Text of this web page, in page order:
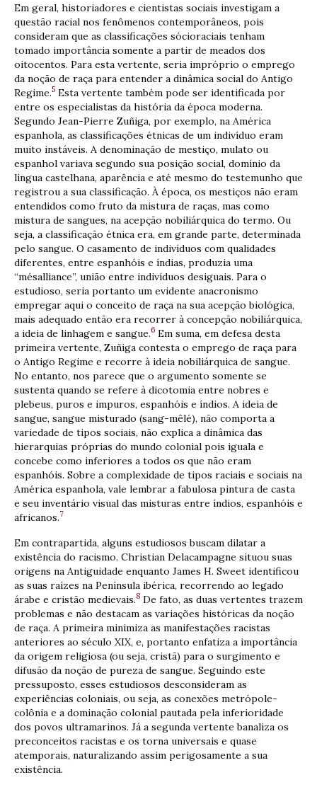
Em geral, historiadores e cientistas sociais investigam a
questão racial nos fenômenos contemporâneos, pois
consideram que as classificações sócioraciais tenham
tomado importância somente a partir de meados dos
oitocentos. Para esta vertente, seria impróprio o emprego
da noção de raça para entender a dinâmica social do Antigo
Regime.5 Esta vertente também pode ser identificada por
entre os especialistas da história da época moderna.
Segundo Jean-Pierre Zuñiga, por exemplo, na América
espanhola, as classificações étnicas de um indivíduo eram
muito instáveis. A denominação de mestiço, mulato ou
espanhol variava segundo sua posição social, domínio da
língua castelhana, aparência e até mesmo do testemunho que
registrou a sua classificação. À época, os mestiços não eram
entendidos como fruto da mistura de raças, mas como
mistura de sangues, na acepção nobiliárquica do termo. Ou
seja, a classificação étnica era, em grande parte, determinada
pelo sangue. O casamento de indivíduos com qualidades
diferentes, entre espanhóis e índias, produzia uma
“mésalliance”, união entre indivíduos desiguais. Para o
estudioso, seria portanto um evidente anacronismo
empregar aqui o conceito de raça na sua acepção biológica,
mais adequado então era recorrer à concepção nobiliárquica,
a ideia de linhagem e sangue.6 Em suma, em defesa desta
primeira vertente, Zuñiga contesta o emprego de raça para
o Antigo Regime e recorre à ideia nobiliárquica de sangue.
No entanto, nos parece que o argumento somente se
sustenta quando se refere à dicotomia entre nobres e
plebeus, puros e impuros, espanhóis e índios. A ideia de
sangue, sangue misturado (sang-mêlé), não comporta a
variedade de tipos sociais, não explica a dinâmica das
hierarquias próprias do mundo colonial pois iguala e
concebe como inferiores a todos os que não eram
espanhóis. Sobre a complexidade de tipos raciais e sociais na
América espanhola, vale lembrar a fabulosa pintura de casta
e seu inventário visual das misturas entre índios, espanhóis e
africanos.7
Em contrapartida, alguns estudiosos buscam dilatar a
existência do racismo. Christian Delacampagne situou suas
origens na Antiguidade enquanto James H. Sweet identificou
as suas raízes na Península ibérica, recorrendo ao legado
árabe e cristão medievais.8 De fato, as duas vertentes trazem
problemas e não destacam as variações históricas da noção
de raça. A primeira minimiza as manifestações racistas
anteriores ao século XIX, e, portanto enfatiza a importância
da origem religiosa (ou seja, cristã) para o surgimento e
difusão da noção de pureza de sangue. Seguindo este
pressuposto, esses estudiosos desconsideram as
experiências coloniais, ou seja, as conexões metrópole-
colônia e a dominação colonial pautada pela inferioridade
dos povos ultramarinos. Já a segunda vertente banaliza os
preconceitos racistas e os torna universais e quase
atemporais, naturalizando assim perigosamente a sua
existência.